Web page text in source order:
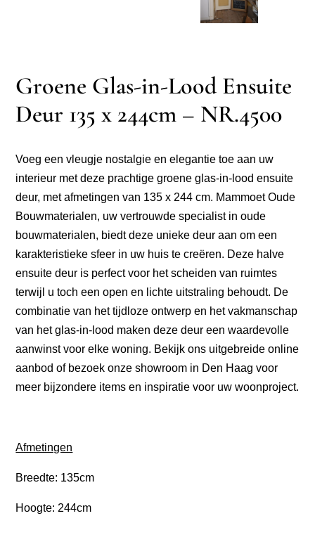
Groene Glas-in-Lood Ensuite
Deur 135 x 244cm – NR.4500
Voeg een vleugje nostalgie en elegantie toe aan uw
interieur met deze prachtige groene glas-in-lood ensuite
deur, met afmetingen van 135 x 244 cm. Mammoet Oude
Bouwmaterialen, uw vertrouwde specialist in oude
bouwmaterialen, biedt deze unieke deur aan om een
karakteristieke sfeer in uw huis te creëren. Deze halve
ensuite deur is perfect voor het scheiden van ruimtes
terwijl u toch een open en lichte uitstraling behoudt. De
combinatie van het tijdloze ontwerp en het vakmanschap
van het glas-in-lood maken deze deur een waardevolle
aanwinst voor elke woning. Bekijk ons uitgebreide online
aanbod of bezoek onze showroom in Den Haag voor
meer bijzondere items en inspiratie voor uw woonproject.
Afmetingen
Breedte: 135cm
Hoogte: 244cm